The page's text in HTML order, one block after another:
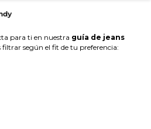
para ti en nuestra guía de jeans
filtrar según el fit de tu preferencia: